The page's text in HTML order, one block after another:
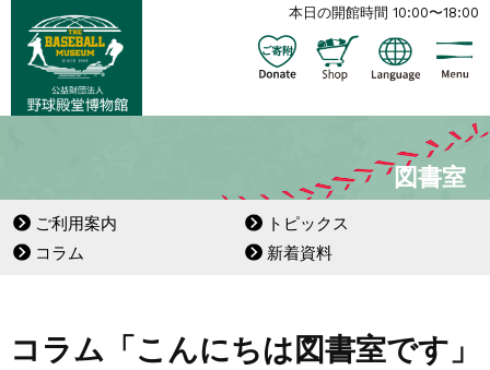
本日の開館時間 10:00〜18:00
図書室
ご利用案内
トピックス
コラム
新着資料
コラム「こんにちは図書室です」